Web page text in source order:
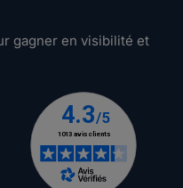
gagner en visibilité et